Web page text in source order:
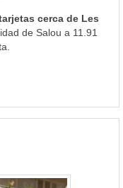
cerca de Les
de Salou a 11.91